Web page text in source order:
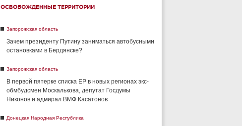
ОСВОБОЖДЕННЫЕ ТЕРРИТОРИИ
Запорожская область
Зачем президенту Путину заниматься автобусными
остановками в Бердянске?
Запорожская область
В первой пятерке списка ЕР в новых регионах экс-
обмбудсмен Москалькова, депутат Госдумы
Никонов и адмирал ВМФ Касатонов
Донецкая Народная Республика